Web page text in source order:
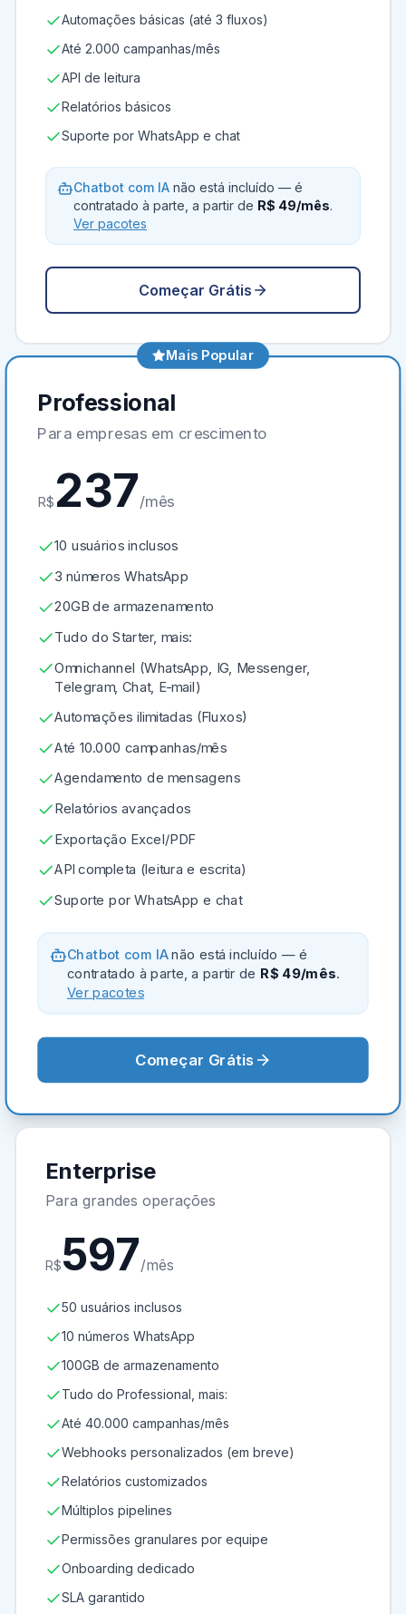
Automações básicas (até 3 fluxos)
Até 2.000 campanhas/mês
API de leitura
Relatórios básicos
Suporte por WhatsApp e chat
Chatbot com IA não está incluído — é
contratado à parte, a partir de R$ 49/mês.
Ver pacotes
Começar Grátis
Mais Popular
Professional
Para empresas em crescimento
R$ 237/mês
10 usuários inclusos
3 números WhatsApp
20GB de armazenamento
Tudo do Starter, mais:
Omnichannel (WhatsApp, IG, Messenger,
Telegram, Chat, E-mail)
Automações ilimitadas (Fluxos)
Até 10.000 campanhas/mês
Agendamento de mensagens
Relatórios avançados
Exportação Excel/PDF
API completa (leitura e escrita)
Suporte por WhatsApp e chat
Chatbot com IAnão está incluído — é
contratado à parte, a partir de R$ 49/mês.
Ver pacotes
Começar Grátis
Enterprise
Para grandes operações
R$597/mês
50 usuários inclusos
10 números WhatsApp
100GB de armazenamento
Tudo do Professional, mais:
Até 40.000 campanhas/mês
Webhooks personalizados (em breve)
Relatórios customizados
Múltiplos pipelines
Permissões granulares por equipe
Onboarding dedicado
SLA garantido